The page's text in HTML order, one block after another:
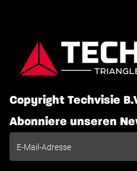
Copyright Techvisie
Abonniere unseren